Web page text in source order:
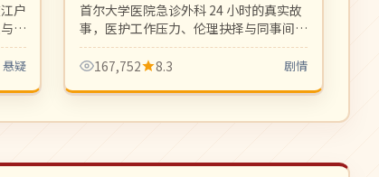
户
校
悬疑
首尔大学医院急诊外科 24 小时的真实故
事，医护工作压力、伦理抉择与同事间的
情感纠葛并行。专业医疗剧的高水准之
作。167,752 8.3 剧情